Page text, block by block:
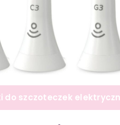
do szczoteczek